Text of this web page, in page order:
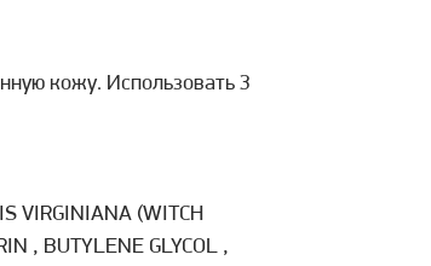
кожу. Использовать 3
VIRGINIANA (WITCH
, BUTYLENE GLYCOL ,